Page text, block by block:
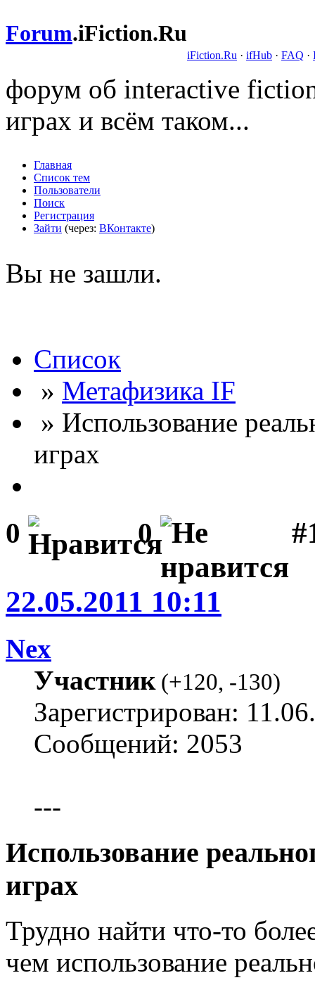
Forum.iFiction.Ru
iFiction.Ru · ifHub · FAQ ·
форум об interactive
играх и всём таком...
Главная
Список тем
Пользователи
Поиск
Регистрация
Зайти (через: ВКонтакте)
Вы не зашли.
Список
» Метафизика IF
» Использование
играх
0 0
22.05.2011 10:11
Nex
Участник(+120, -130)
Зарегистрирован:
Сообщений: 2053
---
Использование
играх
Трудно найти что-то
чем использование